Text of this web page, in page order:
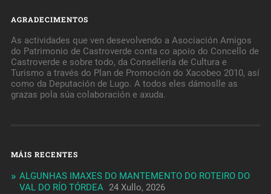
AGRADECIMENTOS
As actividades que ven desevolvendo a Asociación Amigos
do Patrimonio de Castroverde conta co apoio do Concello de
Castroverde e sobre todo, da Consellería de Cultura e
Turismo a través do Plan de Promoción do Xacobeo 2010, así
como da Deputación de Lugo. A todos eles dámoslle as
grazas pola súa colaboración e axuda.
MÁIS RECENTES
ALGUNHAS IMAXES DO MANTEMENTO DO ROTEIRO DO
VAL DO RÍO TÓRDEA 24 Xullo, 2026